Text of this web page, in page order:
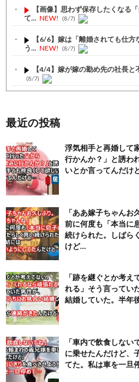
【画像】思わず保存したくなる
て... NEW! (8/7)
【6/6】嫁は「離婚されても仕
う... NEW! (8/7)
【4/4】嫁が嫁の勤め先の社長
(8/7)
【注目】熊本地震、28人死亡（
舌を絡ませて、唾液交換して──
(7/30)
【パリピ孔明】アニオリ場面も
(6/22)
【画像】テイルズで一番マ〇コ
(6/22)
Powered by livedoor 相互RSS
最近の投稿
浮気相手と再婚して
行かんか？」と誘わ
いとか言ってんだけ
「ああ嫁子ちゃん
前に何度も「本当に
続けられた。しばら
けど…
「跡を継ぐとか考
れる」そう言ってい
結婚していた。半年
「車内で飲食しな
に乗せたんだけど、
てた。私は車を一旦